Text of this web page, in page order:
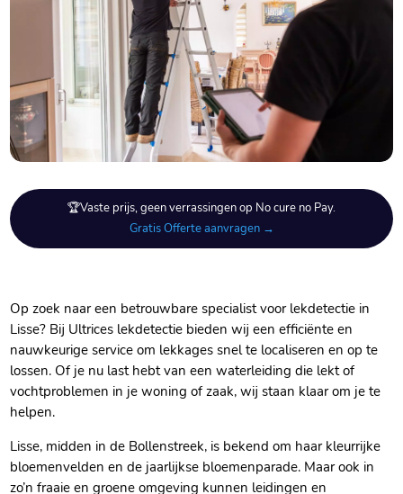
🏆Vaste prijs, geen verrassingen op No cure no Pay.
Gratis Offerte aanvragen →
Op zoek naar een betrouwbare specialist voor lekdetectie in
Lisse? Bij Ultrices lekdetectie bieden wij een efficiënte en
nauwkeurige service om lekkages snel te localiseren en op te
lossen.​ Of je nu last hebt van een waterleiding die lekt of
vochtproblemen in je woning of zaak, wij staan klaar om je te
helpen.​
Lisse, midden in de Bollenstreek, is bekend om haar kleurrijke
bloemenvelden en de jaarlijkse bloemenparade.​ Maar ook in
zo’n fraaie en groene omgeving kunnen leidingen en